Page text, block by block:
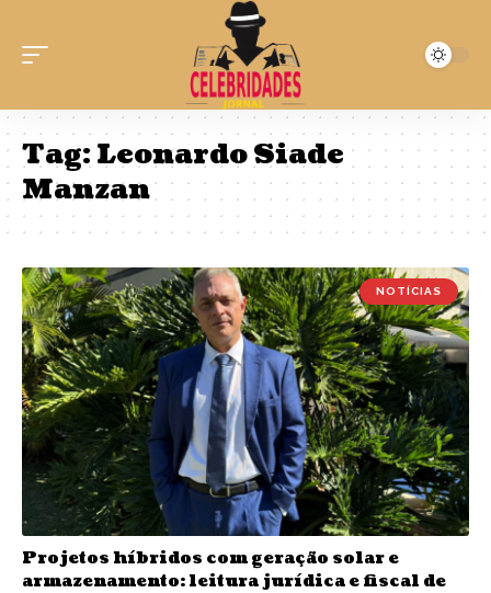
Tag:Leonardo Siade
Manzan
NOTÍCIAS
Projetos híbridos com geração solar e
armazenamento: leitura jurídica e fiscal de